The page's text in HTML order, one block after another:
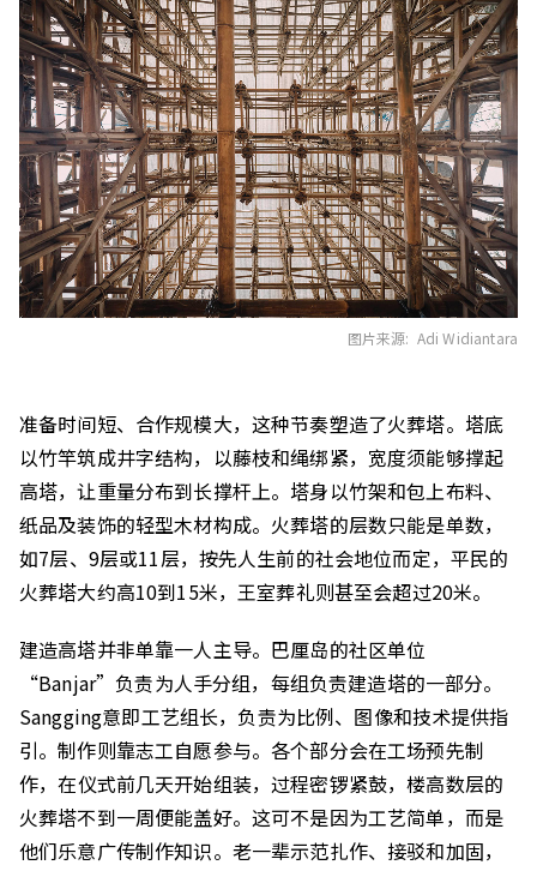
图片来源: Adi Widiantara
准备时间短、合作规模大，这种节奏塑造了火葬塔。塔底
以竹竿筑成井字结构，以藤枝和绳绑紧，宽度须能够撑起
高塔，让重量分布到长撑杆上。塔身以竹架和包上布料、
纸品及装饰的轻型木材构成。火葬塔的层数只能是单数，
如7层、 9层或11层，按先人生前的社会地位而定， 平民的
火葬塔大约高10到15米，王室葬礼则甚至会超过20米。
建造高塔并非单靠一人主导。巴厘岛的社区单位
“Banjar”负责为人手分组，每组负责建造塔的一部分。
Sangging意即工艺组长，负责为比例、图像和技术提供指
引。制作则靠志工自愿参与。各个部分会在工场预先制
作，在仪式前几天开始组装，过程密锣紧鼓，楼高数层的
火葬塔不到一周便能盖好。这可不是因为工艺简单，而是
他们乐意广传制作知识。 老一辈示范扎作、接驳和加固，